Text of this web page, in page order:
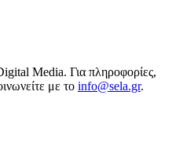
Media. Για πληροφορίες,
με το info@sela.gr.